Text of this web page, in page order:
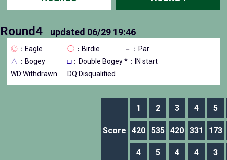
Round4 updated 06/29 19:46
◎ ：Eagle ◯ ：Birdie －
：Par
△ ：Bogey □：Double Bogey *：IN start
WD:Withdrawn
DQ:Disqualified
Score
1 2 3 4 5
420 535 420 331 173
4 5 4 4 3